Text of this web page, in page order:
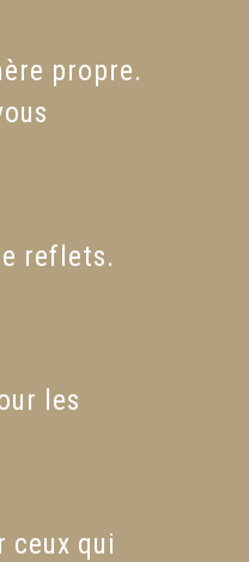
propre.
reflets.
les
ceux qui